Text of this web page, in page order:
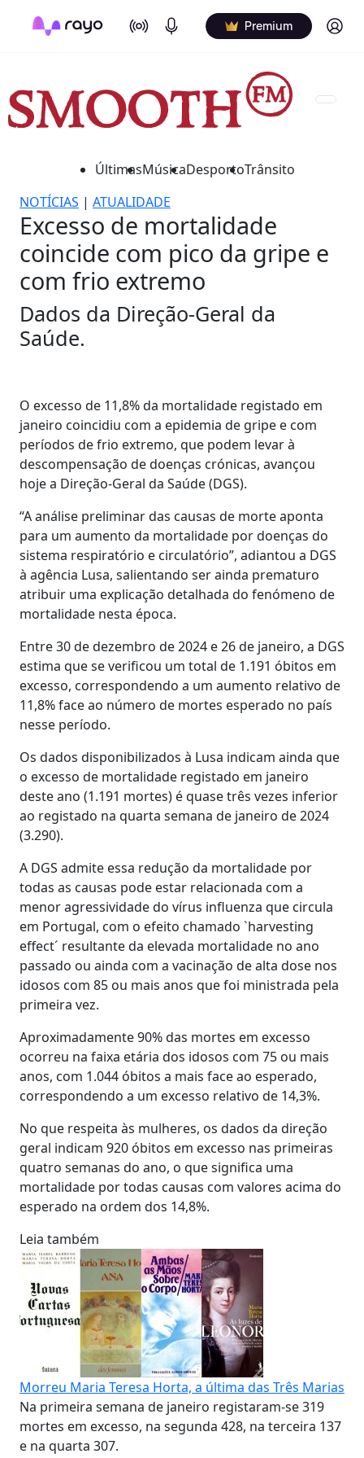
On Air Podcasts Premium Log in
ÚltimasMúsicaDesportoTrânsito
NOTÍCIAS | ATUALIDADE
Excesso de mortalidade
coincide com pico da gripe e
com frio extremo
Dados da Direção-Geral da
Saúde.
O excesso de 11,8% da mortalidade registado em
janeiro coincidiu com a epidemia de gripe e com
períodos de frio extremo, que podem levar à
descompensação de doenças crónicas, avançou
hoje a Direção-Geral da Saúde (DGS).
“A análise preliminar das causas de morte aponta
para um aumento da mortalidade por doenças do
sistema respiratório e circulatório”, adiantou a DGS
à agência Lusa, salientando ser ainda prematuro
atribuir uma explicação detalhada do fenómeno de
mortalidade nesta época.
Entre 30 de dezembro de 2024 e 26 de janeiro, a DGS
estima que se verificou um total de 1.191 óbitos em
excesso, correspondendo a um aumento relativo de
11,8% face ao número de mortes esperado no país
nesse período.
Os dados disponibilizados à Lusa indicam ainda que
o excesso de mortalidade registado em janeiro
deste ano (1.191 mortes) é quase três vezes inferior
ao registado na quarta semana de janeiro de 2024
(3.290).
A DGS admite essa redução da mortalidade por
todas as causas pode estar relacionada com a
menor agressividade do vírus influenza que circula
em Portugal, com o efeito chamado `harvesting
effect´ resultante da elevada mortalidade no ano
passado ou ainda com a vacinação de alta dose nos
idosos com 85 ou mais anos que foi ministrada pela
primeira vez.
Aproximadamente 90% das mortes em excesso
ocorreu na faixa etária dos idosos com 75 ou mais
anos, com 1.044 óbitos a mais face ao esperado,
correspondendo a um excesso relativo de 14,3%.
No que respeita às mulheres, os dados da direção
geral indicam 920 óbitos em excesso nas primeiras
quatro semanas do ano, o que significa uma
mortalidade por todas causas com valores acima do
esperado na ordem dos 14,8%.
Leia também
Morreu Maria Teresa Horta, a última das Três Marias
Na primeira semana de janeiro registaram-se 319
mortes em excesso, na segunda 428, na terceira 137
e na quarta 307.